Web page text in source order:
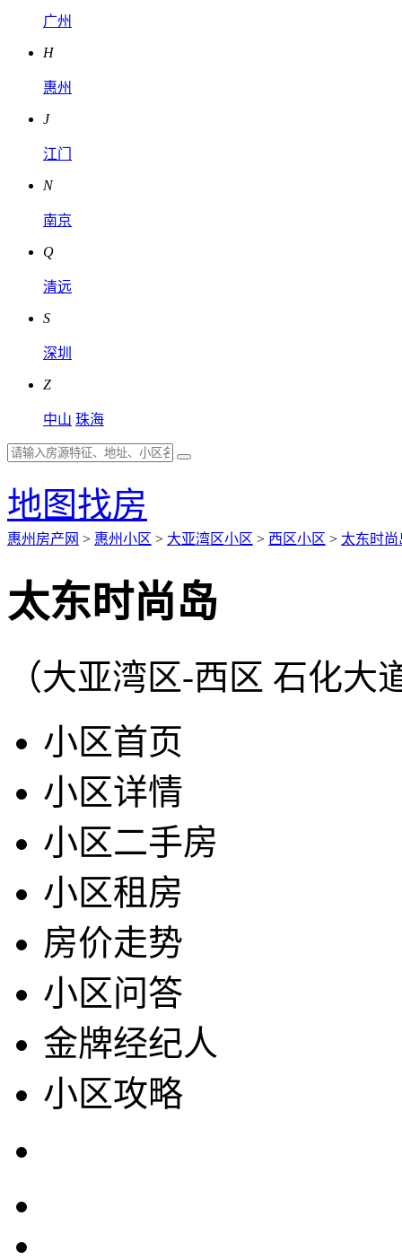
广州
H
惠州
J
江门
N
南京
Q
清远
S
深圳
Z
中山 珠海
地图找房
惠州房产网 > 惠州小区 > 大亚湾区小区 > 西区小区 > 太东时尚
太东时尚岛
（大亚湾区-西区 石化大
小区首页
小区详情
小区二手房
小区租房
房价走势
小区问答
金牌经纪人
小区攻略